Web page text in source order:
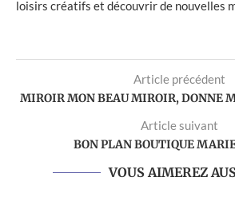
loisirs créatifs et découvrir de nouvelles
Article précédent
MIROIR MON BEAU MIROIR, DONNE
Article suivant
BON PLAN BOUTIQUE
VOUS AIMEREZ